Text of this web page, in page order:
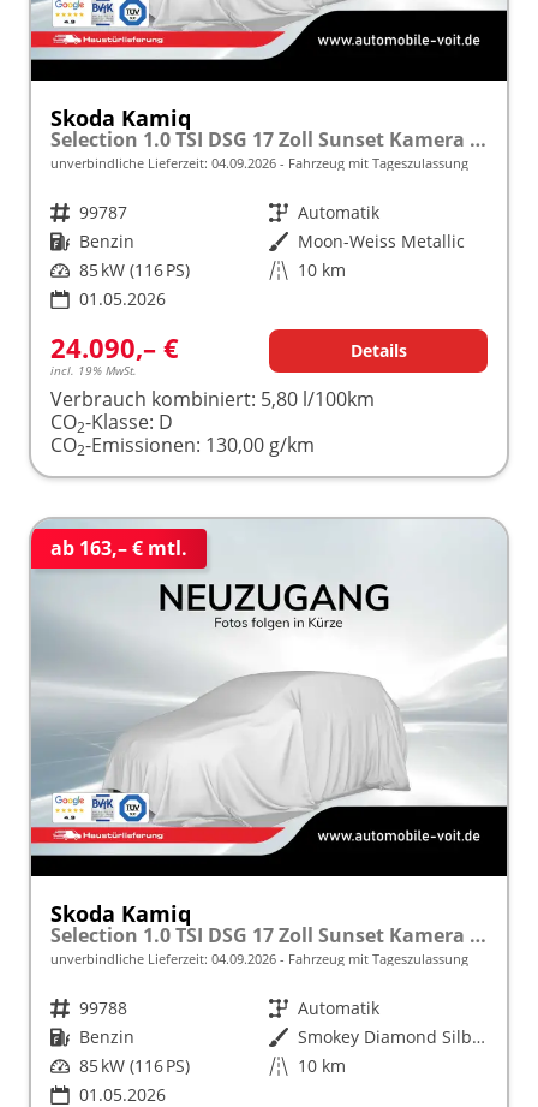
Skoda Kamiq
Selection 1.0 TSI DSG 17 Zoll Sunset Kamera PDC v+h
unverbindliche Lieferzeit: 04.09.2026 Fahrzeug mit Tageszulassung
Fahrzeugnr. 99787 Getriebe Automatik
Kraftstoff Benzin Außenfarbe Moon-Weiss Metallic
Leistung 85 kW (116 PS) Kilometerstand 10 km
01.05.2026
24.090,– €
incl. 19% MwSt.
Details
Verbrauch kombiniert: 5,80 l/100km
CO2-Klasse: D
CO2-Emissionen: 130,00 g/km
ab 163,– € mtl.
Skoda Kamiq
Selection 1.0 TSI DSG 17 Zoll Sunset Kamera PDC v+h
unverbindliche Lieferzeit: 04.09.2026 Fahrzeug mit Tageszulassung
Fahrzeugnr. 99788 Getriebe Automatik
Kraftstoff Benzin Außenfarbe
Smokey Diamond Silber Metallic
Leistung 85 kW (116 PS) Kilometerstand 10 km
01.05.2026